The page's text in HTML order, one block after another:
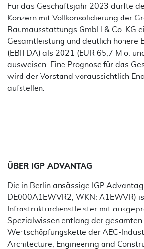
Für das Geschäftsjahr 2023 dürfte
Konzern mit Vollkonsolidierung der
Raumausstattungs GmbH & Co. KG
Gesamtleistung und deutlich höhere
(EBITDA) als 2021 (EUR 65,7 Mio.
ausweisen. Eine Prognose für das
wird der Vorstand voraussichtlich
aufstellen.
ÜBER IGP ADVANTAG
Die in Berlin ansässige IGP Advantag
DE000A1EWVR2, WKN: A1EWVR)
Infrastrukturdienstleister mit
Spezialwissen entlang der gesamten
Wertschöpfungskette der AEC-
Architecture, Engineering and